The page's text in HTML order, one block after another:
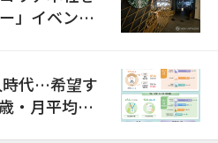
」イベント
時代…希望す
・月平均賃